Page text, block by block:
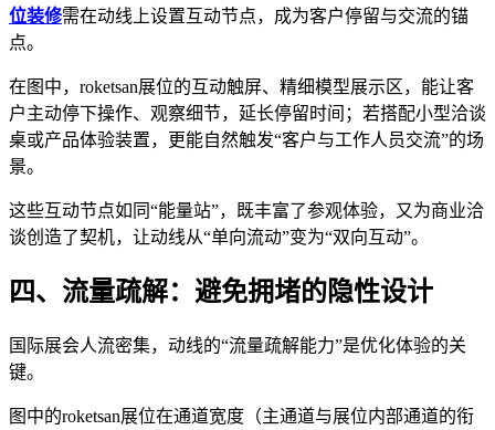
位装修需在动线上设置互动节点，成为客户停留与交流的锚
点。
在图中，roketsan展位的互动触屏、精细模型展示区，能让客
户主动停下操作、观察细节，延长停留时间；若搭配小型洽谈
桌或产品体验装置，更能自然触发“客户与工作人员交流”的场
景。
这些互动节点如同“能量站”，既丰富了参观体验，又为商业洽
谈创造了契机，让动线从“单向流动”变为“双向互动”。
四、流量疏解：避免拥堵的隐性设计
国际展会人流密集，动线的“流量疏解能力”是优化体验的关
键。
图中的roketsan展位在通道宽度（主通道与展位内部通道的衔